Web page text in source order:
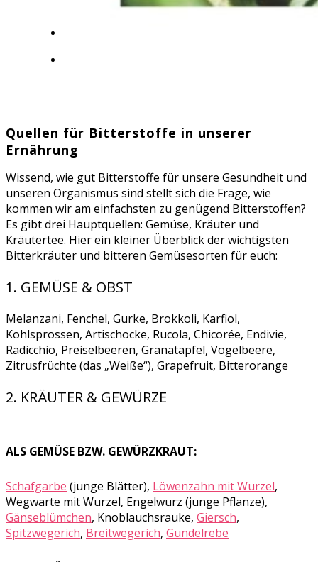
Quellen für Bitterstoffe in unserer
Ernährung
Wissend, wie gut Bitterstoffe für unsere Gesundheit und
unseren Organismus sind stellt sich die Frage, wie
kommen wir am einfachsten zu genügend Bitterstoffen?
Es gibt drei Hauptquellen: Gemüse, Kräuter und
Kräutertee. Hier ein kleiner Überblick der wichtigsten
Bitterkräuter und bitteren Gemüsesorten für euch:
1. GEMÜSE & OBST
Melanzani, Fenchel, Gurke, Brokkoli, Karfiol,
Kohlsprossen, Artischocke, Rucola, Chicorée, Endivie,
Radicchio, Preiselbeeren, Granatapfel, Vogelbeere,
Zitrusfrüchte (das „Weiße“), Grapefruit, Bitterorange
2. KRÄUTER & GEWÜRZE
ALS GEMÜSE BZW. GEWÜRZKRAUT:
Schafgarbe (junge Blätter), Löwenzahn mit Wurzel,
Wegwarte mit Wurzel, Engelwurz (junge Pflanze),
Gänseblümchen, Knoblauchsrauke, Giersch,
Spitzwegerich, Breitwegerich, Gundelrebe